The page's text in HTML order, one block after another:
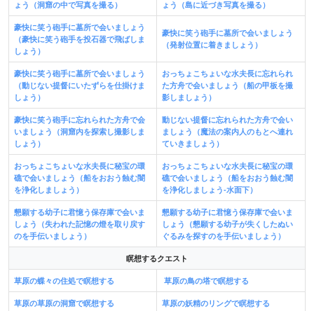
ょう（洞窟の中で写真を撮る）
ょう（島に近づき写真を撮る）
豪快に笑う砲手に墓所で会いましょう
（豪快に笑う砲手を投石器で飛ばしま
しょう）
豪快に笑う砲手に墓所で会いましょう
（発射位置に着きましょう）
豪快に笑う砲手に墓所で会いましょう
（動じない提督にいたずらを仕掛けま
しょう）
おっちょこちょいな水夫長に忘れられ
た方舟で会いましょう（船の甲板を撮
影しましょう）
豪快に笑う砲手に忘れられた方舟で会
いましょう（洞窟内を探索し撮影しま
しょう）
動じない提督に忘れられた方舟で会い
ましょう（魔法の案内人のもとへ連れ
ていきましょう）
おっちょこちょいな水夫長に秘宝の環
礁で会いましょう（船をおおう蝕む闇
を浄化しましょう）
おっちょこちょいな水夫長に秘宝の環
礁で会いましょう（船をおおう蝕む闇
を浄化しましょう-水面下）
懇願する幼子に君憶う保存庫で会いま
しょう（失われた記憶の燈を取り戻す
のを手伝いましょう）
懇願する幼子に君憶う保存庫で会いま
しょう（懇願する幼子が失くしたぬい
ぐるみを探すのを手伝いましょう）
瞑想するクエスト
草原の蝶々の住処で瞑想する 草原の鳥の塔で瞑想する
草原の草原の洞窟で瞑想する 草原の妖精のリングで瞑想する